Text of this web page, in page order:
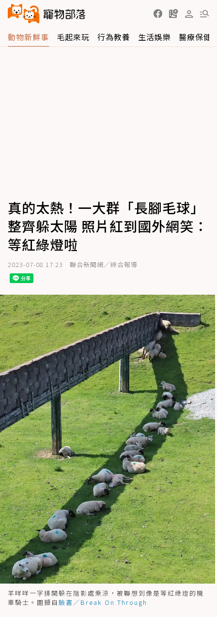
動物新鮮事 毛起來玩 行為教養 生活娛樂 醫療保健
真的太熱！一大群「長腳毛球」
整齊躲太陽 照片紅到國外網笑：
等紅綠燈啦
2023-07-08 17:23 聯合新聞網／綜合報導
羊咩咩一字排開躲在陰影處乘涼，被聯想到像是等紅綠燈的機
車騎士。圖擷自 臉書／Break On Through